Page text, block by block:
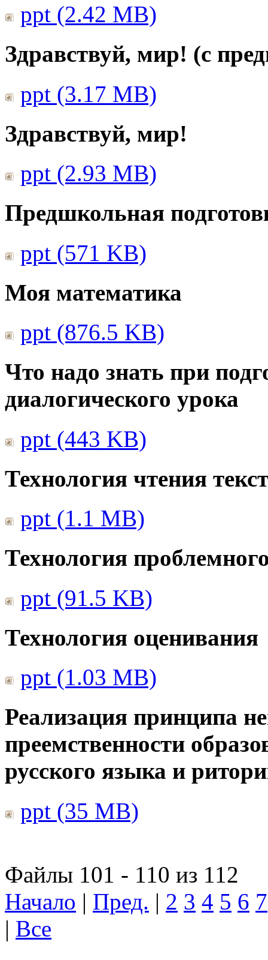
ppt (2.42 MB)
Здравствуй, мир! (с
ppt (3.17 MB)
Здравствуй, мир!
ppt (2.93 MB)
Предшкольная
ppt (571 KB)
Моя математика
ppt (876.5 KB)
Что надо знать при
диалогического урока
ppt (443 KB)
Технология чтения
ppt (1.1 MB)
Технология
ppt (91.5 KB)
Технология оценивания
ppt (1.03 MB)
Реализация принципа
преемственности
русского языка и
ppt (35 MB)
Файлы 101 - 110 из 112
Начало | Пред. | 2 3 4 5 6 7
| Все